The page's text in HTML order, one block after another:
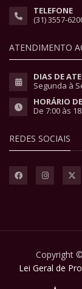
TELEFONE
(31) 3557-
ATENDIMENTO
DIAS DE
Segunda à
HORÁRIO
De 7:00 às
REDES SOCIAIS
Copyright
Lei Geral de